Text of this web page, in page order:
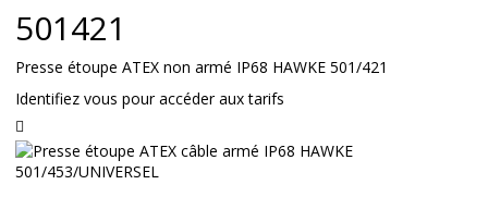
501421
Presse étoupe ATEX non armé IP68 HAWKE 501/421
Identifiez vous pour accéder aux tarifs
la
suite